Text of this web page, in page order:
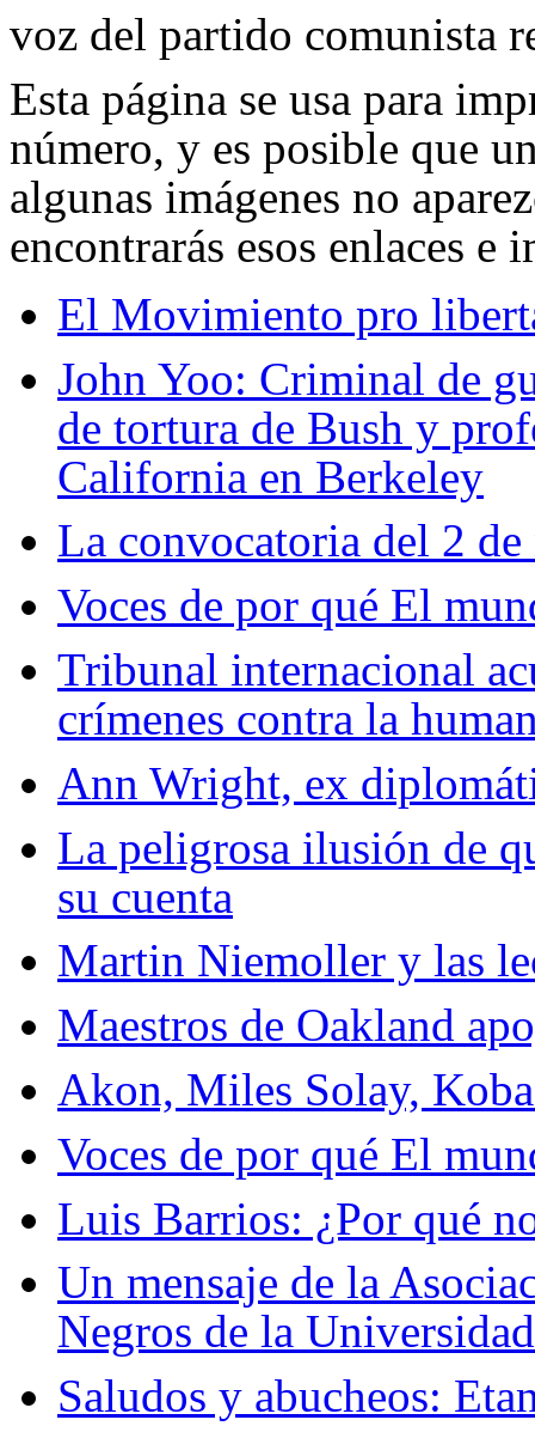
voz del partido comunista
Esta página se usa para
número, y es posible que
algunas imágenes no
encontrarás esos enlaces e
El Movimiento pro
John Yoo: Criminal de
de tortura de Bush y
California en Berkeley
La convocatoria del 2
Voces de por qué El
Tribunal internacional
crímenes contra la
Ann Wright, ex
La peligrosa ilusión de
su cuenta
Martin Niemoller y las
Maestros de Oakland
Akon, Miles Solay,
Voces de por qué El
Luis Barrios: ¿Por qué
Un mensaje de la
Negros de la
Saludos y abucheos: